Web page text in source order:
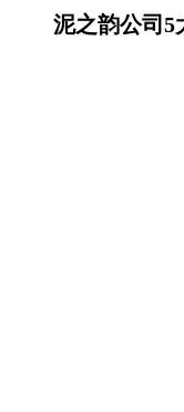
泥之韵公司5